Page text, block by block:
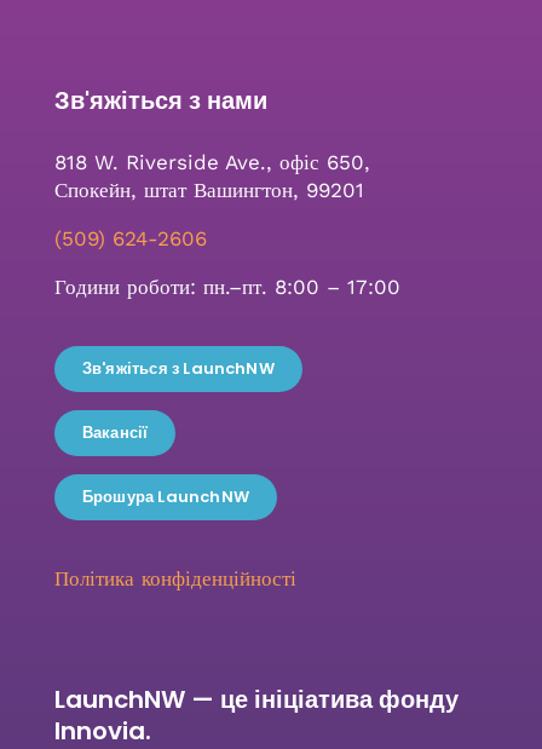
Зв'яжіться з нами
818 W. Riverside Ave., офіс 650,
Спокейн, штат Вашингтон, 99201
(509) 624-2606
Години роботи: пн.–пт. 8:00 – 17:00
Зв'яжіться з LaunchNW
Вакансії
Брошура LaunchNW
Політика конфіденційності
LaunchNW — це ініціатива фонду
Innovia.